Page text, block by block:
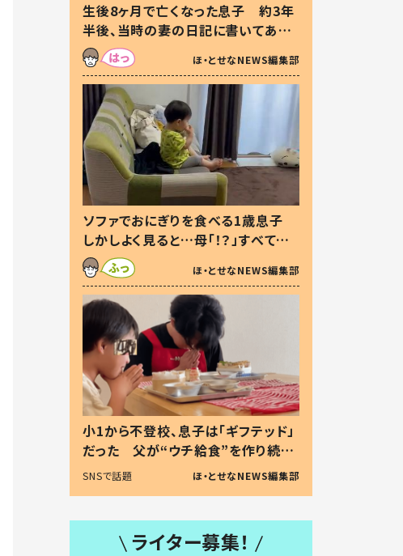
生後8ヶ月で亡くなった息子 約3年
半後、当時の妻の日記に書いてあっ
た本音とは
ほ・とせなNEWS編集部
ソファでおにぎりを食べる1歳息子
しかしよく見ると…母「！？」すべてを
察した母の投稿に「可愛いから許
す！」「現行犯〜」
ほ・とせなNEWS編集部
小1から不登校、息子は「ギフテッド」
だった 父が“ウチ給食”を作り続け
る理由とは #令和の親 #令和の子
SNSで話題 ほ・とせなNEWS編集部
ライター募集！